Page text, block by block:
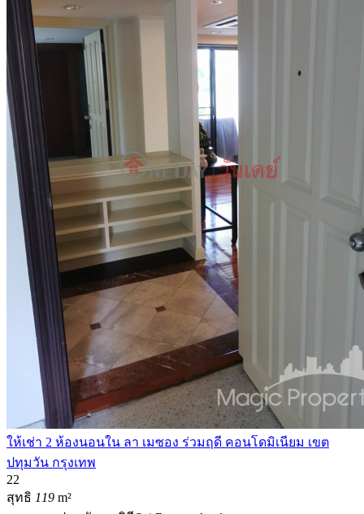
ให้เช่า 2 ห้องนอนใน ลา เมซอง ร่วมฤดี คอนโดมิเนียม เขต
ปทุมวัน กรุงเทพ
22
สุทธิ 119 m²